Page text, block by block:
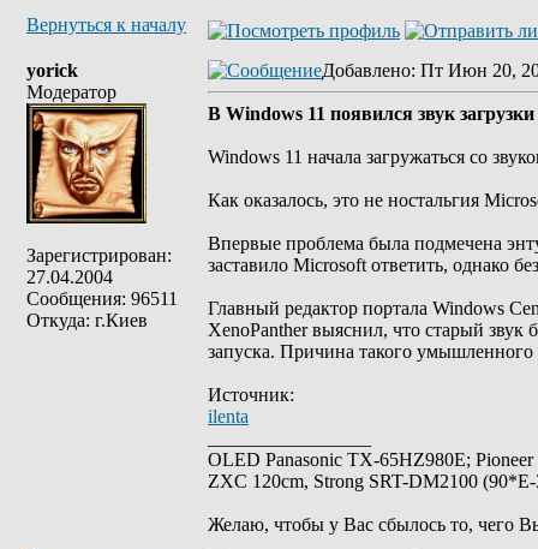
Вернуться к началу
yorick
Модератор
Зарегистрирован:
27.04.2004
Сообщения: 96511
Откуда: г.Киев
Добавлено: Пт Июн 20,
В Windows 11 появился звук
Windows 11 начала загружаться со
Как оказалось, это не ностальгия
Впервые проблема была подмечена
заставило Microsoft ответить, однако
Главный редактор портала Windows
XenoPanther выяснил, что старый звук
запуска. Причина такого умышленного
Источник:
ilenta
OLED Panasonic TX-65HZ980E;
ZXC 120cm, Strong SRT-DM2100
Желаю, чтобы у Вас сбылось то, чего